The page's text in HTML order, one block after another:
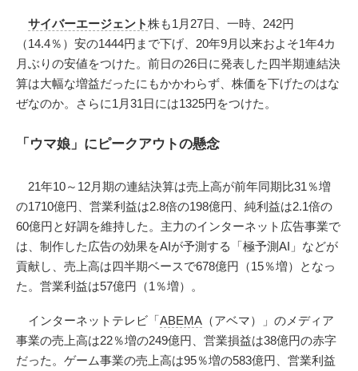
サイバーエージェント株も1月27日、一時、242円
（14.4％）安の1444円まで下げ、20年9月以来およそ1年4カ
月ぶりの安値をつけた。前日の26日に発表した四半期連結決
算は大幅な増益だったにもかかわらず、株価を下げたのはな
ぜなのか。さらに1月31日には1325円をつけた。
「ウマ娘」にピークアウトの懸念
21年10～12月期の連結決算は売上高が前年同期比31％増
の1710億円、営業利益は2.8倍の198億円、純利益は2.1倍の
60億円と好調を維持した。主力のインターネット広告事業で
は、制作した広告の効果をAIが予測する「極予測AI」などが
貢献し、売上高は四半期ベースで678億円（15％増）となっ
た。営業利益は57億円（1％増）。
インターネットテレビ「ABEMA （アベマ）」のメディア
事業の売上高は22％増の249億円、営業損益は38億円の赤字
だった。ゲーム事業の売上高は95％増の583億円、営業利益